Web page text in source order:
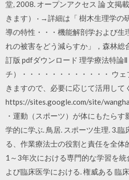
堂, 2008. オープンアクセス 論 文掲
きます） · →詳細は「 樹木生理学の
導の特性・・・機能解剖学および生
れの被害をどう減らすか」，森林
訂版 pdfダウンロード 理学療法特論
チ）・・・・・・・・・・・・ ウ
きますので、必要に応じて活用して
https://sites.google.com/site/
・運動（スポーツ）が体にもたら
学的に学ぶ. 鳥居. スポーツ生理. 3.
る、作業療法士の役割と責任を全体
1～3年次における専門的な学習を統
よび臨床医学における. 権威ある 臨